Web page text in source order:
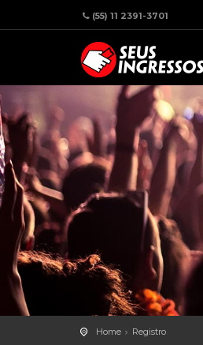
(55) 11 2391-3701
Home Registro